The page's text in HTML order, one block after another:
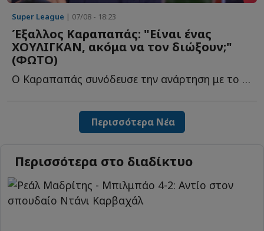
Super League | 07/08 - 18:23
Έξαλλος Καραπαπάς: "Είναι ένας
ΧΟΥΛΙΓΚΑΝ, ακόμα να τον διώξουν;"
(ΦΩΤΟ)
Ο Καραπαπάς συνόδευσε την ανάρτηση με το δικό του σχόλιο, θ...
Περισσότερα Νέα
Περισσότερα στο διαδίκτυο